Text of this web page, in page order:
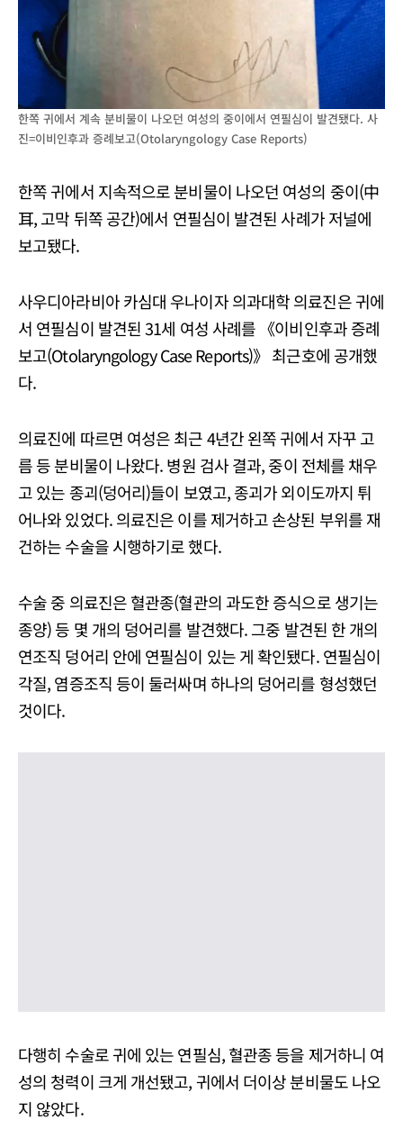
한쪽 귀에서 계속 분비물이 나오던 여성의 중이에서 연필심이 발견됐다. 사
진=이비인후과 증례보고(Otolaryngology Case Reports)
한쪽 귀에서 지속적으로 분비물이 나오던 여성의 중이(中
耳, 고막 뒤쪽 공간)에서 연필심이 발견된 사례가 저널에
보고됐다.
사우디아라비아 카심대 우나이자 의과대학 의료진은 귀에
서 연필심이 발견된 31세 여성 사례를 《이비인후과 증례
보고(Otolaryngology Case Reports)》 최근호에 공개했
다.
의료진에 따르면 여성은 최근 4년간 왼쪽 귀에서 자꾸 고
름 등 분비물이 나왔다. 병원 검사 결과, 중이 전체를 채우
고 있는 종괴(덩어리)들이 보였고, 종괴가 외이도까지 튀
어나와 있었다. 의료진은 이를 제거하고 손상된 부위를 재
건하는 수술을 시행하기로 했다.
수술 중 의료진은 혈관종(혈관의 과도한 증식으로 생기는
종양) 등 몇 개의 덩어리를 발견했다. 그중 발견된 한 개의
연조직 덩어리 안에 연필심이 있는 게 확인됐다. 연필심이
각질, 염증조직 등이 둘러싸며 하나의 덩어리를 형성했던
것이다.
다행히 수술로 귀에 있는 연필심, 혈관종 등을 제거하니 여
성의 청력이 크게 개선됐고, 귀에서 더이상 분비물도 나오
지 않았다.